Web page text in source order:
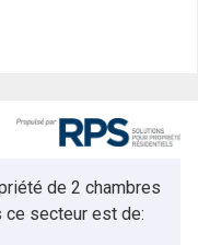
de 2 chambres
ce secteur est de: